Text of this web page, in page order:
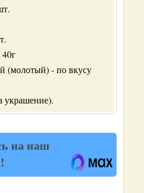
(молотый) - по вкусу
украшение).
на наш